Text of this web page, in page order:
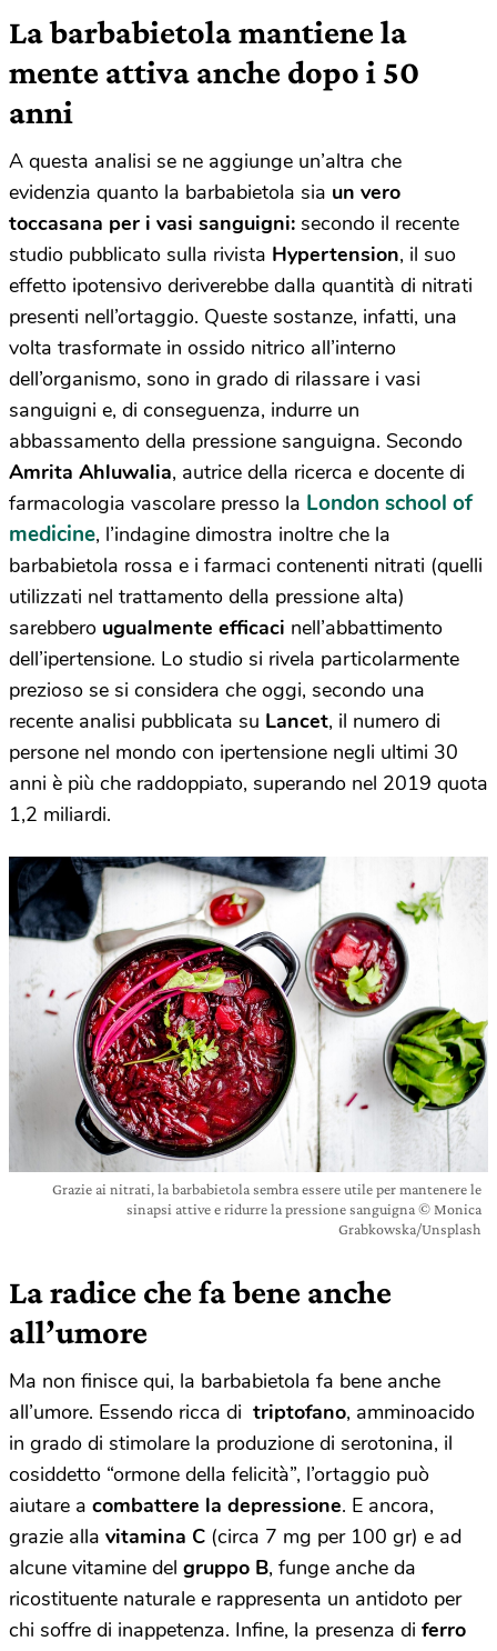
La barbabietola mantiene la
mente attiva anche dopo i 50
anni
A questa analisi se ne aggiunge un’altra che
evidenzia quanto la barbabietola sia un vero
toccasana per i vasi sanguigni: secondo il recente
studio pubblicato sulla rivista Hypertension, il suo
effetto ipotensivo deriverebbe dalla quantità di nitrati
presenti nell’ortaggio. Queste sostanze, infatti, una
volta trasformate in ossido nitrico all’interno
dell’organismo, sono in grado di rilassare i vasi
sanguigni e, di conseguenza, indurre un
abbassamento della pressione sanguigna. Secondo
Amrita Ahluwalia, autrice della ricerca e docente di
farmacologia vascolare presso la London school of
medicine, l’indagine dimostra inoltre che la
barbabietola rossa e i farmaci contenenti nitrati (quelli
utilizzati nel trattamento della pressione alta)
sarebbero ugualmente efficaci nell’abbattimento
dell’ipertensione. Lo studio si rivela particolarmente
prezioso se si considera che oggi, secondo una
recente analisi pubblicata su Lancet, il numero di
persone nel mondo con ipertensione negli ultimi 30
anni è più che raddoppiato, superando nel 2019 quota
1,2 miliardi.
Grazie ai nitrati, la barbabietola sembra essere utile per mantenere le
sinapsi attive e ridurre la pressione sanguigna © Monica
Grabkowska/Unsplash
La radice che fa bene anche
all’umore
Ma non finisce qui, la barbabietola fa bene anche
all’umore. Essendo ricca di triptofano, amminoacido
in grado di stimolare la produzione di serotonina, il
cosiddetto “ormone della felicità”, l’ortaggio può
aiutare a combattere la depressione. E ancora,
grazie alla vitamina C (circa 7 mg per 100 gr) e ad
alcune vitamine del gruppo B, funge anche da
ricostituente naturale e rappresenta un antidoto per
chi soffre di inappetenza. Infine, la presenza di ferro